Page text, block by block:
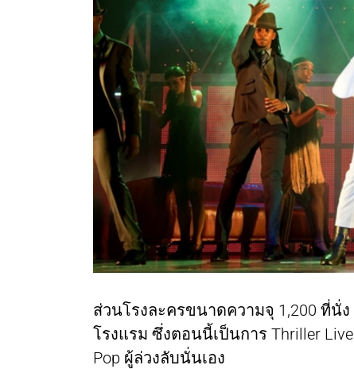
ส่วนโรงละครขนาดความจุ 1,200 ที่นั่
โรงแรม ซึ่งตอนนี้เป็นการ Thriller
Pop ผู้ล่วงลับนั่นเอง